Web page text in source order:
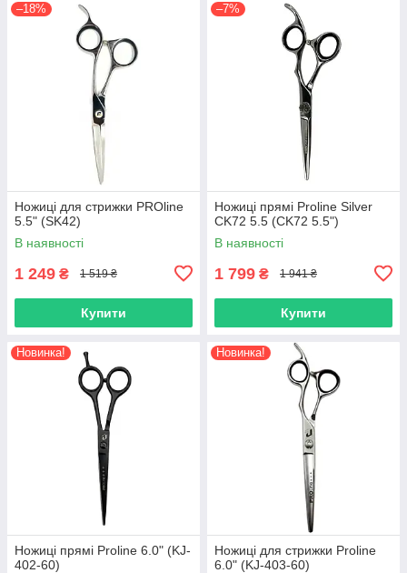
–18%
Ножиці для стрижки PROline
5.5" (SK42)
В наявності
1 249 ₴ 1 519 ₴
Купити
–7%
Ножиці прямі Proline Silver
CK72 5.5 (CK72 5.5")
В наявності
1 799 ₴ 1 941 ₴
Купити
Новинка!
Ножиці прямі Proline 6.0" (KJ-
402-60)
Новинка!
Ножиці для стрижки Proline
6.0" (KJ-403-60)